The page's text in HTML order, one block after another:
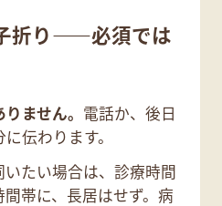
折り――必須では
ません。 電話か、後日
伝わります。
たい場合は、診療時間
帯に、長居はせず。病